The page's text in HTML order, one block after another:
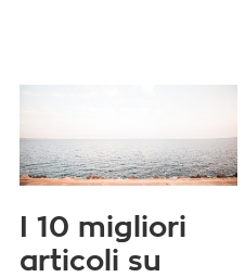
I 10 migliori
articoli su